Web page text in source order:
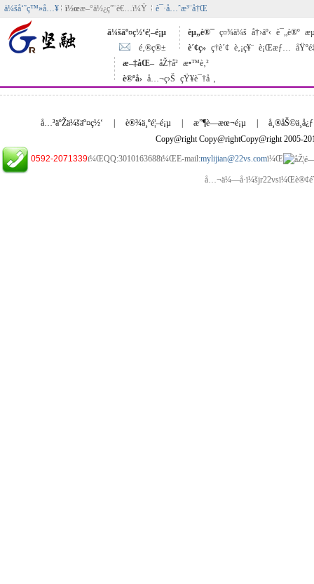
ä¼šå‘˜ç™»å…¥ ï½œæ–°ä½¿ç”¨è€…ï¼Ÿ è¯·å…ˆæ³¨å†Œ
ä¼šäº¤ç½‘é¦–é¡µ
é‚®ç®±
èµ„è®¯ ç¤¾ä¼š å†›äº‹ è¯„è®º
è´¢ç» ç†è´¢ è‚¡ç¥¨ è¡Œæƒ…
æ–‡åŒ– åŽ†å² æ•™è‚²
è®ºå› å…¬ç›Š çŸ¥è¯†å ‚
å…³äºŽä¼šäº¤ç½‘ è®¾ä¸ºé¦–é¡µ æ”¶è—æœ¬é¡µ
å¸®åŠ©ä¸­å¿ƒ
Copy@right Copy@rightCopy@right 2005-
0592-2071339ï¼ŒQQ:3010163688ï¼ŒE-mail:mylijian@22vs.comï¼Œ